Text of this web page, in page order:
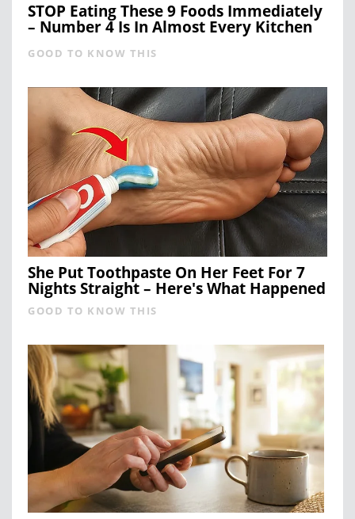
STOP Eating These 9 Foods Immediately
– Number 4 Is In Almost Every Kitchen
GOOD TO KNOW THIS
She Put Toothpaste On Her Feet For 7
Nights Straight – Here's What Happened
GOOD TO KNOW THIS